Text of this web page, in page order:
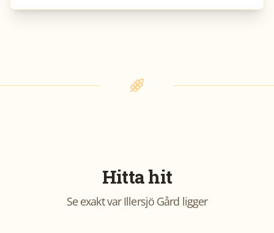
Hitta hit
Se exakt varIllersjö Gård ligger